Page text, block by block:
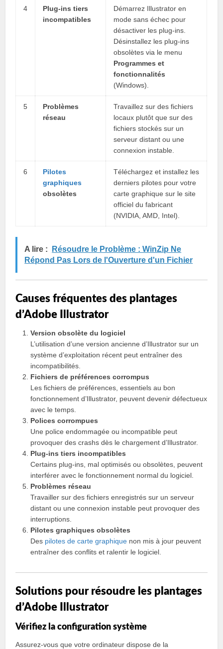
4
Plug-ins tiers
incompatibles
Démarrez Illustrator en
mode sans échec pour
désactiver les plug-ins.
Désinstallez les plug-ins
obsolètes via le menu
Programmes et
fonctionnalités
(Windows).
5
Problèmes
réseau
Travaillez sur des fichiers
locaux plutôt que sur des
fichiers stockés sur un
serveur distant ou une
connexion instable.
6
Pilotes
graphiques
obsolètes
Téléchargez et installez les
derniers pilotes pour votre
carte graphique sur le site
officiel du fabricant
(NVIDIA, AMD, Intel).
A lire :
Résoudre le Problème : WinZip Ne
Répond Pas Lors de l'Ouverture d'un Fichier
Causes fréquentes des plantages
d’Adobe Illustrator
Version obsolète du logiciel
L’utilisation d’une version ancienne d’Illustrator sur un
système d’exploitation récent peut entraîner des
incompatibilités.
Fichiers de préférences corrompus
Les fichiers de préférences, essentiels au bon
fonctionnement d’Illustrator, peuvent devenir défectueux
avec le temps.
Polices corrompues
Une police endommagée ou incompatible peut
provoquer des crashs dès le chargement d’Illustrator.
Plug-ins tiers incompatibles
Certains plug-ins, mal optimisés ou obsolètes, peuvent
interférer avec le fonctionnement normal du logiciel.
Problèmes réseau
Travailler sur des fichiers enregistrés sur un serveur
distant ou une connexion instable peut provoquer des
interruptions.
Pilotes graphiques obsolètes
Des pilotes de carte graphique non mis à jour peuvent
entraîner des conflits et ralentir le logiciel.
Solutions pour résoudre les plantages
d’Adobe Illustrator
Vérifiez la configuration système
Assurez-vous que votre ordinateur dispose de la